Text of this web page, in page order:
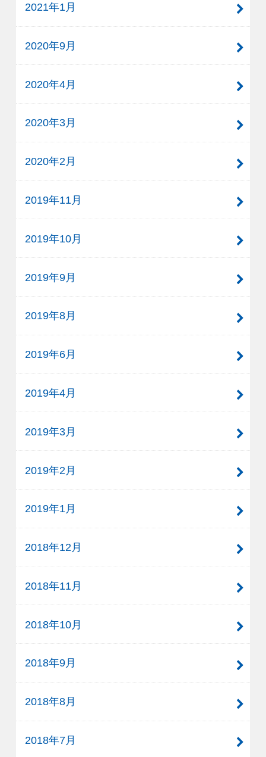
2021年1月
2020年9月
2020年4月
2020年3月
2020年2月
2019年11月
2019年10月
2019年9月
2019年8月
2019年6月
2019年4月
2019年3月
2019年2月
2019年1月
2018年12月
2018年11月
2018年10月
2018年9月
2018年8月
2018年7月